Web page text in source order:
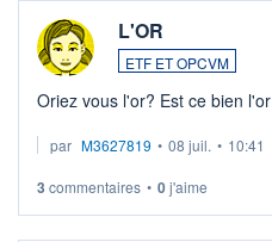
L'OR
ETF ET OPCVM
Oriez vous l'or? Est ce bien l'or
par M3627819 • 08 juil. • 10:41
3 commentaires • 0j'aime